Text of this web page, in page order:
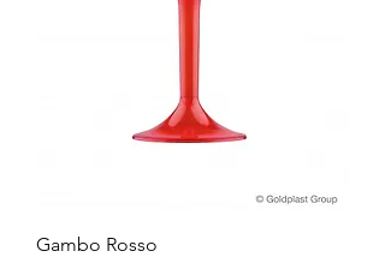
Gambo Rosso